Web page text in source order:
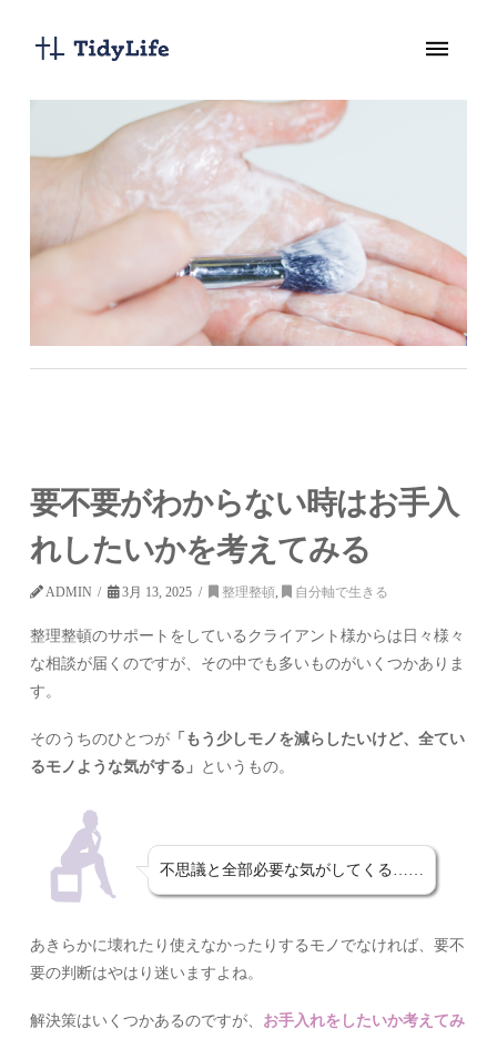
要不要がわからない時はお手入
れしたいかを考えてみる
ADMIN 3月 13, 2025 整理整頓, 自分軸で生きる
整理整頓のサポートをしているクライアント様からは日々様々
な相談が届くのですが、その中でも多いものがいくつかありま
す。
そのうちのひとつが「もう少しモノを減らしたいけど、全てい
るモノような気がする」 というもの。
不思議と全部必要な気がしてくる……
あきらかに壊れたり使えなかったりするモノでなければ、要不
要の判断はやはり迷いますよね。
解決策はいくつかあるのですが、 お手入れをしたいか考えてみ